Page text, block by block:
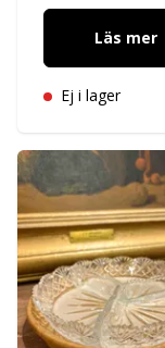
Läs mer
Ej i lager